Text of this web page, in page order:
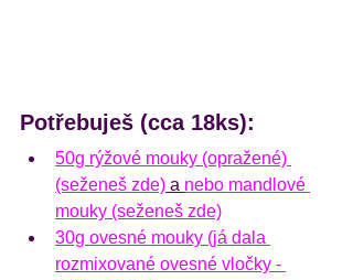
Potřebuješ (cca 18ks):
50g rýžové mouky (opražené)
(seženeš zde) a nebo mandlové
mouky (seženeš zde)
30g ovesné mouky (já dala
rozmixované ovesné vločky -